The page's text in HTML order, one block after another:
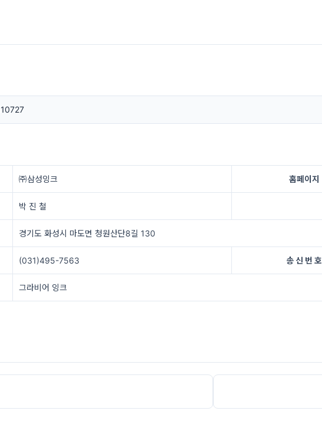
10727
㈜삼성잉크 홈페이지
박 진 철
경기도 화성시 마도면 청원산단8길 130
(031)495-7563 송 신 번 호
그라비어 잉크